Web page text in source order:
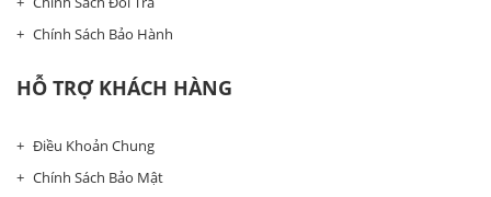
Chính Sách Bảo Hành
HỖ TRỢ KHÁCH HÀNG
Điều Khoản Chung
Chính Sách Bảo Mật